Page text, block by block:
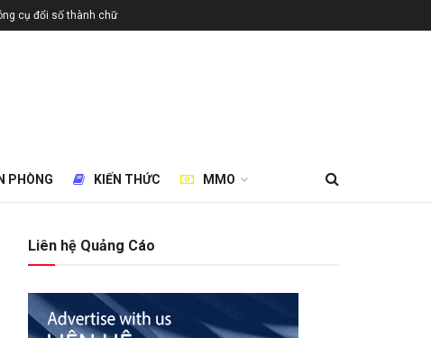
cụ đổi số thành chữ
PHÒNG KIẾN THỨC MMO
Liên hệ Quảng Cáo